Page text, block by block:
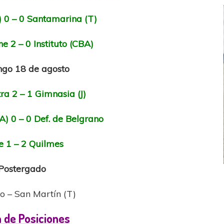
0 – 0 Santamarina (T)
2 – 0 Instituto (CBA)
18 de agosto
2 – 1 Gimnasia (J)
0 – 0 Def. de Belgrano
1 – 2 Quilmes
– San Martín (T)
de Posiciones